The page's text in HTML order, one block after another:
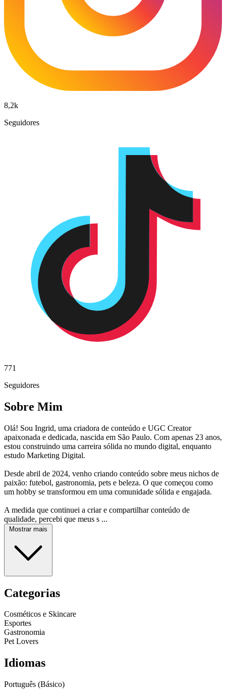
8,2k
Seguidores
771
Seguidores
Sobre Mim
Olá! Sou Ingrid, uma criadora de conteúdo e UGC Creator
apaixonada e dedicada, nascida em São Paulo. Com apenas 23 anos,
estou construindo uma carreira sólida no mundo digital, enquanto
estudo Marketing Digital.
Desde abril de 2024, venho criando conteúdo sobre meus nichos de
paixão: futebol, gastronomia, pets e beleza. O que começou como
um hobby se transformou em uma comunidade sólida e engajada.
A medida que continuei a criar e compartilhar conteúdo de
qualidade, percebi que meus s ...
Mostrar mais
Categorias
Cosméticos e Skincare
Esportes
Gastronomia
Pet Lovers
Idiomas
Português (Básico)